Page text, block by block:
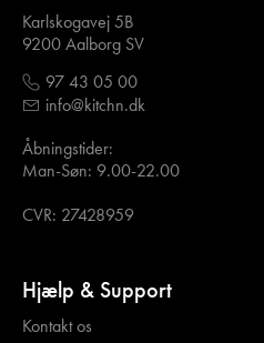
Karlskogavej 5B
9200 Aalborg SV
97 43 05 00
info@kitchn.dk
Åbningstider:
Man-Søn: 9.00-22.00
CVR: 27428959
Hjælp & Support
Kontakt os